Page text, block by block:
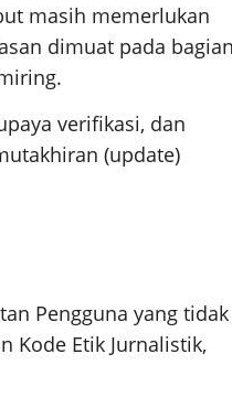
masih memerlukan
dimuat pada
verifikasi, dan
(update)
Pengguna yang tidak
Kode Etik Jurnalistik,